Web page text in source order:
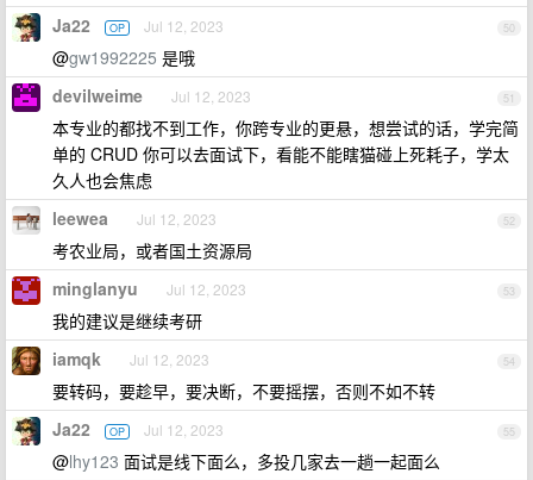
50
Ja22 OP Jul 12, 2023
@gw1992225 是哦
51
devilweime Jul 12, 2023
本专业的都找不到工作，你跨专业的更悬，想尝试的话，学完简
单的 CRUD 你可以去面试下，看能不能瞎猫碰上死耗子，学太
久人也会焦虑
52
leewea Jul 12, 2023
考农业局，或者国土资源局
53
minglanyu Jul 12, 2023
我的建议是继续考研
54
iamqk Jul 12, 2023
要转码，要趁早，要决断，不要摇摆，否则不如不转
55
Ja22 OP Jul 12, 2023
@lhy123 面试是线下面么，多投几家去一趟一起面么